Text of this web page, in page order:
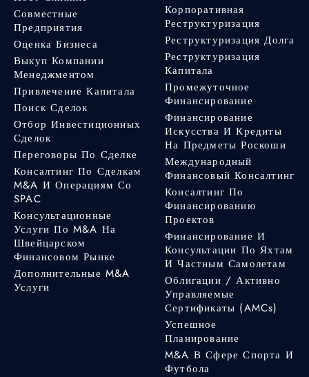
Совместные
Предприятия
Оценка Бизнеса
Выкуп Компании
Менеджментом
Привлечение Капитала
Поиск Сделок
Отбор Инвестиционных
Сделок
Переговоры По Сделке
Консалтинг По Сделкам
M&A И Операциям Со
SPAC
Консультационные
Услуги По M&A На
Швейцарском
Финансовом Рынке
Дополнительные M&A
Услуги
Корпоративная
Реструктуризация
Реструктуризация Долга
Реструктуризация
Капитала
Промежуточное
Финансирование
Финансирование
Искусства И Кредиты
На Предметы Роскоши
Международный
Финансовый Консалтинг
Консалтинг По
Финансированию
Проектов
Финансирование И
Консультации По Яхтам
И Частным Самолетам
Облигации / Активно
Управляемые
Сертификаты (AMCs)
Успешное
Планирование
M&A В Сфере Спорта И
Футбола